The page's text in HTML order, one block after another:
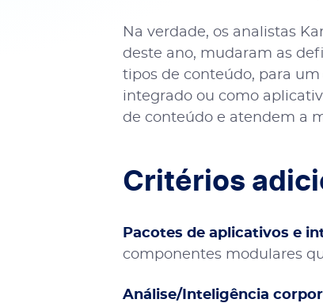
Na verdade, os analistas
deste ano, mudaram as
tipos de conteúdo, para
integrado ou como
de conteúdo e atendem a
Critérios
Pacotes de aplicativos e
componentes modulares
Análise/Inteligência